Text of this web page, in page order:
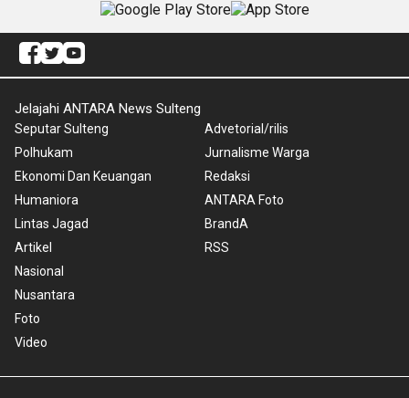
Jelajahi ANTARA News Sulteng
Seputar Sulteng
Polhukam
Ekonomi Dan Keuangan
Humaniora
Lintas Jagad
Artikel
Nasional
Nusantara
Foto
Video
Advetorial/rilis
Jurnalisme Warga
Redaksi
ANTARA Foto
BrandA
RSS